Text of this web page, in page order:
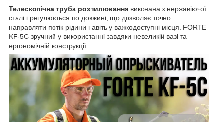
Телескопічна труба розпилювання виконана з нержавіючої
сталі і регулюється по довжині, що дозволяє точно
направляти потік рідини навіть у важкодоступні місця. FORTE
KF-5C зручний у використанні завдяки невеликій вазі та
ергономічній конструкції.